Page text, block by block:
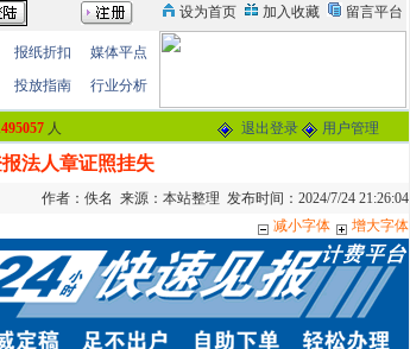
报纸折扣
媒体平点
投放指南 行业分析
人 退出登录 用户管理
法人章证照挂失
作者：佚名 来源：本站整理 发布时间：2024/7/24 21:26:04
减小字体
增大字体